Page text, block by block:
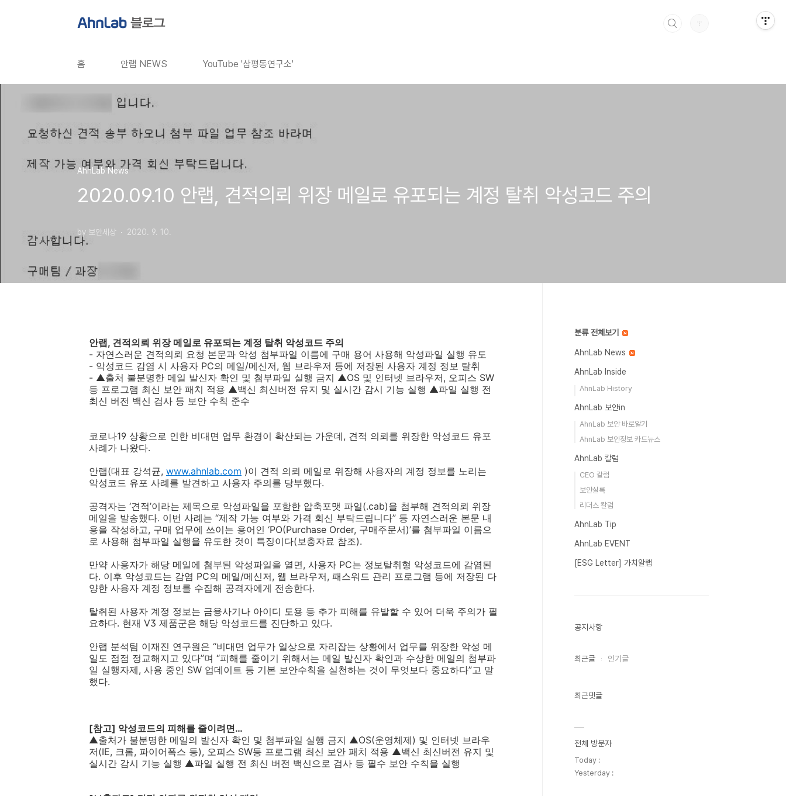
홈 안랩 NEWS YouTube '삼평동연구소'
AhnLab News
2020.09.10 안랩, 견적의뢰 위장 메일로 유포되는 계정 탈취 악성코드 주의
by 보안세상 2020. 9. 10.
안랩, 견적의뢰 위장 메일로 유포되는 계정 탈취 악성코드 주의
- 자연스러운 견적의뢰 요청 본문과 악성 첨부파일 이름에 구매 용어 사용해 악성파일 실행 유도
- 악성코드 감염 시 사용자 PC의 메일/메신저, 웹 브라우저 등에 저장된 사용자 계정 정보 탈취
- ▲출처 불분명한 메일 발신자 확인 및 첨부파일 실행 금지 ▲OS 및 인터넷 브라우저, 오피스 SW
등 프로그램 최신 보안 패치 적용 ▲백신 최신버전 유지 및 실시간 감시 기능 실행 ▲파일 실행 전
최신 버전 백신 검사 등 보안 수칙 준수
코로나19 상황으로 인한 비대면 업무 환경이 확산되는 가운데, 견적 의뢰를 위장한 악성코드 유포
사례가 나왔다.
안랩(대표 강석균, www.ahnlab.com )이 견적 의뢰 메일로 위장해 사용자의 계정 정보를 노리는
악성코드 유포 사례를 발견하고 사용자 주의를 당부했다.
공격자는 ‘견적’이라는 제목으로 악성파일을 포함한 압축포맷 파일(.cab)을 첨부해 견적의뢰 위장
메일을 발송했다. 이번 사례는 “제작 가능 여부와 가격 회신 부탁드립니다” 등 자연스러운 본문 내
용을 작성하고, 구매 업무에 쓰이는 용어인 ‘PO(Purchase Order, 구매주문서)’를 첨부파일 이름으
로 사용해 첨부파일 실행을 유도한 것이 특징이다(보충자료 참조).
만약 사용자가 해당 메일에 첨부된 악성파일을 열면, 사용자 PC는 정보탈취형 악성코드에 감염된
다. 이후 악성코드는 감염 PC의 메일/메신저, 웹 브라우저, 패스워드 관리 프로그램 등에 저장된 다
양한 사용자 계정 정보를 수집해 공격자에게 전송한다.
탈취된 사용자 계정 정보는 금융사기나 아이디 도용 등 추가 피해를 유발할 수 있어 더욱 주의가 필
요하다. 현재 V3 제품군은 해당 악성코드를 진단하고 있다.
안랩 분석팀 이재진 연구원은 “비대면 업무가 일상으로 자리잡는 상황에서 업무를 위장한 악성 메
일도 점점 정교해지고 있다”며 “피해를 줄이기 위해서는 메일 발신자 확인과 수상한 메일의 첨부파
일 실행자제, 사용 중인 SW 업데이트 등 기본 보안수칙을 실천하는 것이 무엇보다 중요하다”고 말
했다.
[참고] 악성코드의 피해를 줄이려면…
▲출처가 불분명한 메일의 발신자 확인 및 첨부파일 실행 금지 ▲OS(운영체제) 및 인터넷 브라우
저(IE, 크롬, 파이어폭스 등), 오피스 SW등 프로그램 최신 보안 패치 적용 ▲백신 최신버전 유지 및
실시간 감시 기능 실행 ▲파일 실행 전 최신 버전 백신으로 검사 등 필수 보안 수칙을 실행
분류 전체보기
AhnLab News
AhnLab Inside
AhnLab History
AhnLab 보안in
AhnLab 보안 바로알기
AhnLab 보안정보 카드뉴스
AhnLab 칼럼
CEO 칼럼
보안실록
리더스 칼럼
AhnLab Tip
AhnLab EVENT
[ESG Letter] 가치알랩
공지사항
최근글 인기글
최근댓글
전체 방문자
Today :
Yesterday :